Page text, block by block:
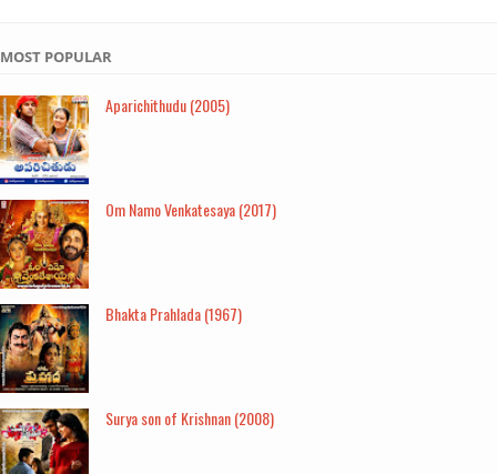
MOST POPULAR
Aparichithudu (2005)
Om Namo Venkatesaya (2017)
Bhakta Prahlada (1967)
Surya son of Krishnan (2008)